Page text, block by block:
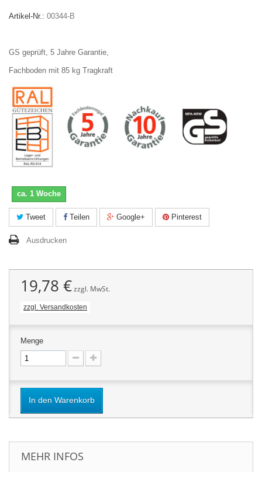
Artikel-Nr.: 00344-B
GS geprüft, 5 Jahre Garantie,
Fachboden mit 85 kg Tragkraft
ca. 1 Woche
Tweet Teilen Google+ Pinterest
Ausdrucken
19,78 €zzgl. MwSt.
zzgl. Versandkosten
Menge
In den Warenkorb
MEHR INFOS